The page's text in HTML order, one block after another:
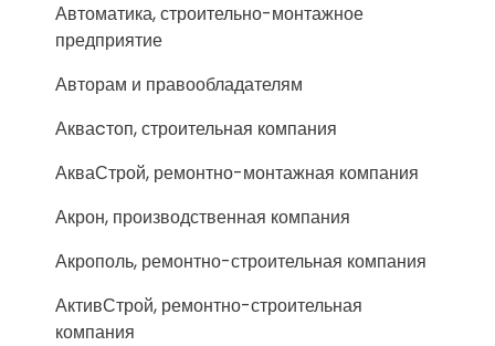
Автоматика, строительно-монтажное
предприятие
Авторам и правообладателям
Акваcтоп, строительная компания
АкваСтрой, ремонтно-монтажная компания
Акрон, производственная компания
Акрополь, ремонтно-строительная компания
АктивСтрой, ремонтно-строительная
компания